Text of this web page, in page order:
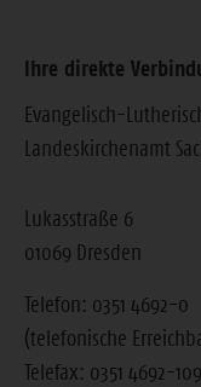
Ihre direkte
Evangelisch-
Landeskirchenamt
Lukasstraße 6
01069 Dresden
Telefon: 0351 4692-0
(telefonische
Telefax: 0351 4692-109